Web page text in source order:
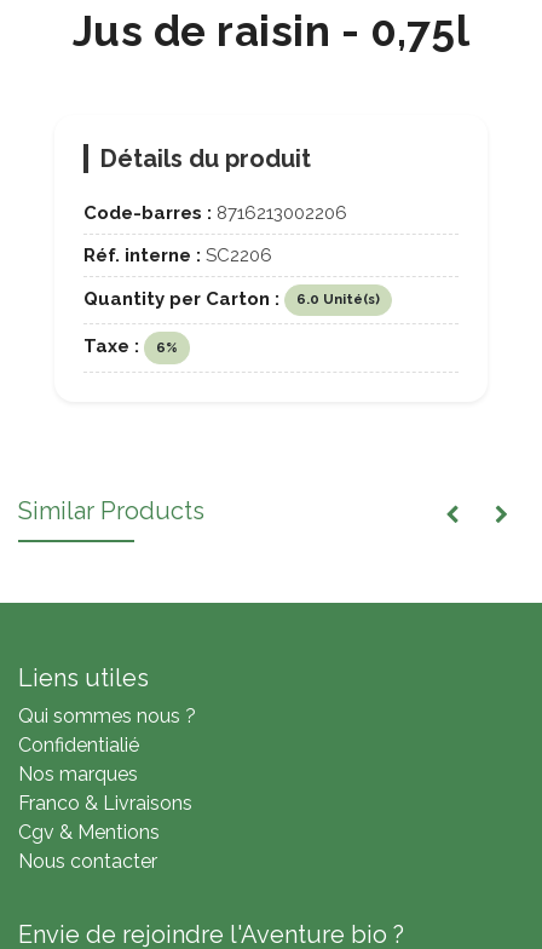
Jus de raisin - 0,75l
Détails du produit
Code-barres : 8716213002206
Réf. interne : SC2206
Quantity per Carton :
6.0 Unité(s)
Taxe : 6%
Similar Products
Liens utiles
Qui sommes nous ?
Confidentialié
Nos marques
Franco & Livraisons
Cgv & Mentions
Nous contacter
Envie de rejoindre l'Aventure bio ?